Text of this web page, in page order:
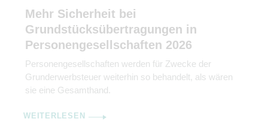
Mehr Sicherheit bei
Grundstücksübertragungen in
Personengesellschaften 2026
Personengesellschaften werden für Zwecke der
Grunderwerbsteuer weiterhin so behandelt, als wären
sie eine Gesamthand.
WEITERLESEN